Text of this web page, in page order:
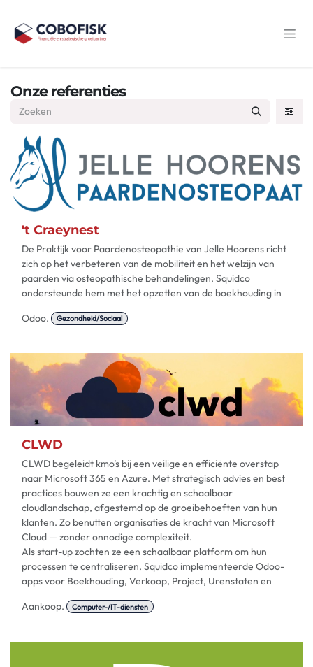
Onze referenties
't Craeynest
De Praktijk voor Paardenosteopathie van Jelle Hoorens richt
zich op het verbeteren van de mobiliteit en het welzijn van
paarden via osteopathische behandelingen. Squidco
ondersteunde hem met het opzetten van de boekhouding in
Odoo.
Gezondheid/Sociaal
CLWD
CLWD begeleidt kmo’s bij een veilige en efficiënte overstap
naar Microsoft 365 en Azure. Met strategisch advies en best
practices bouwen ze een krachtig en schaalbaar
cloudlandschap, afgestemd op de groeibehoeften van hun
klanten. Zo benutten organisaties de kracht van Microsoft
Cloud — zonder onnodige complexiteit.
Als start-up zochten ze een schaalbaar platform om hun
processen te centraliseren. Squidco implementeerde Odoo-
apps voor Boekhouding, Verkoop, Project, Urenstaten en
Aankoop.
Computer-/IT-diensten